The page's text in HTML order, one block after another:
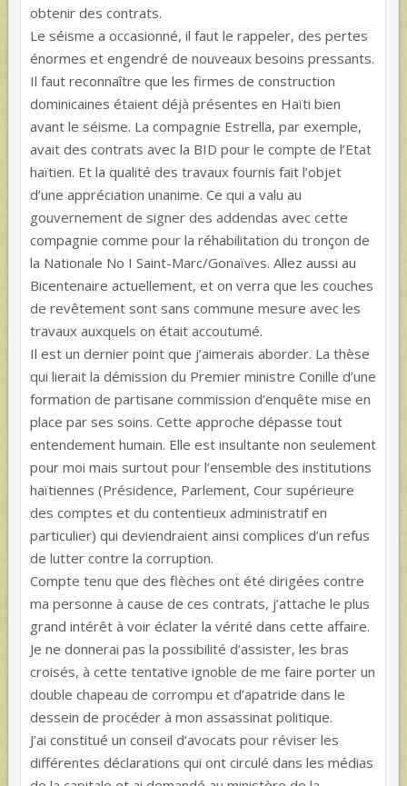
obtenir des contrats.
Le séisme a occasionné, il faut le rappeler, des pertes
énormes et engendré de nouveaux besoins pressants.
Il faut reconnaître que les firmes de construction
dominicaines étaient déjà présentes en Haïti bien
avant le séisme. La compagnie Estrella, par exemple,
avait des contrats avec la BID pour le compte de l’Etat
haïtien. Et la qualité des travaux fournis fait l’objet
d’une appréciation unanime. Ce qui a valu au
gouvernement de signer des addendas avec cette
compagnie comme pour la réhabilitation du tronçon de
la Nationale No I Saint-Marc/Gonaïves. Allez aussi au
Bicentenaire actuellement, et on verra que les couches
de revêtement sont sans commune mesure avec les
travaux auxquels on était accoutumé.
Il est un dernier point que j’aimerais aborder. La thèse
qui lierait la démission du Premier ministre Conille d’une
formation de partisane commission d’enquête mise en
place par ses soins. Cette approche dépasse tout
entendement humain. Elle est insultante non seulement
pour moi mais surtout pour l’ensemble des institutions
haïtiennes (Présidence, Parlement, Cour supérieure
des comptes et du contentieux administratif en
particulier) qui deviendraient ainsi complices d’un refus
de lutter contre la corruption.
Compte tenu que des flèches ont été dirigées contre
ma personne à cause de ces contrats, j’attache le plus
grand intérêt à voir éclater la vérité dans cette affaire.
Je ne donnerai pas la possibilité d’assister, les bras
croisés, à cette tentative ignoble de me faire porter un
double chapeau de corrompu et d’apatride dans le
dessein de procéder à mon assassinat politique.
J’ai constitué un conseil d’avocats pour réviser les
différentes déclarations qui ont circulé dans les médias